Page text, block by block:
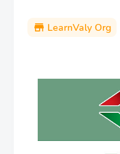
LearnValy Org